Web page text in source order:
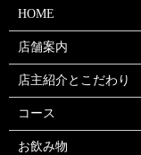
HOME
店舗案内
店主紹介とこだわり
コース
お飲み物